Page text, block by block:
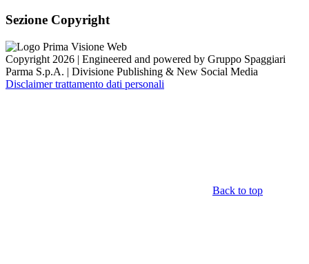
Sezione Copyright
Copyright 2026 | Engineered and powered by Gruppo Spaggiari
Parma S.p.A. | Divisione Publishing & New Social Media
Disclaimer trattamento dati personali
Back to top